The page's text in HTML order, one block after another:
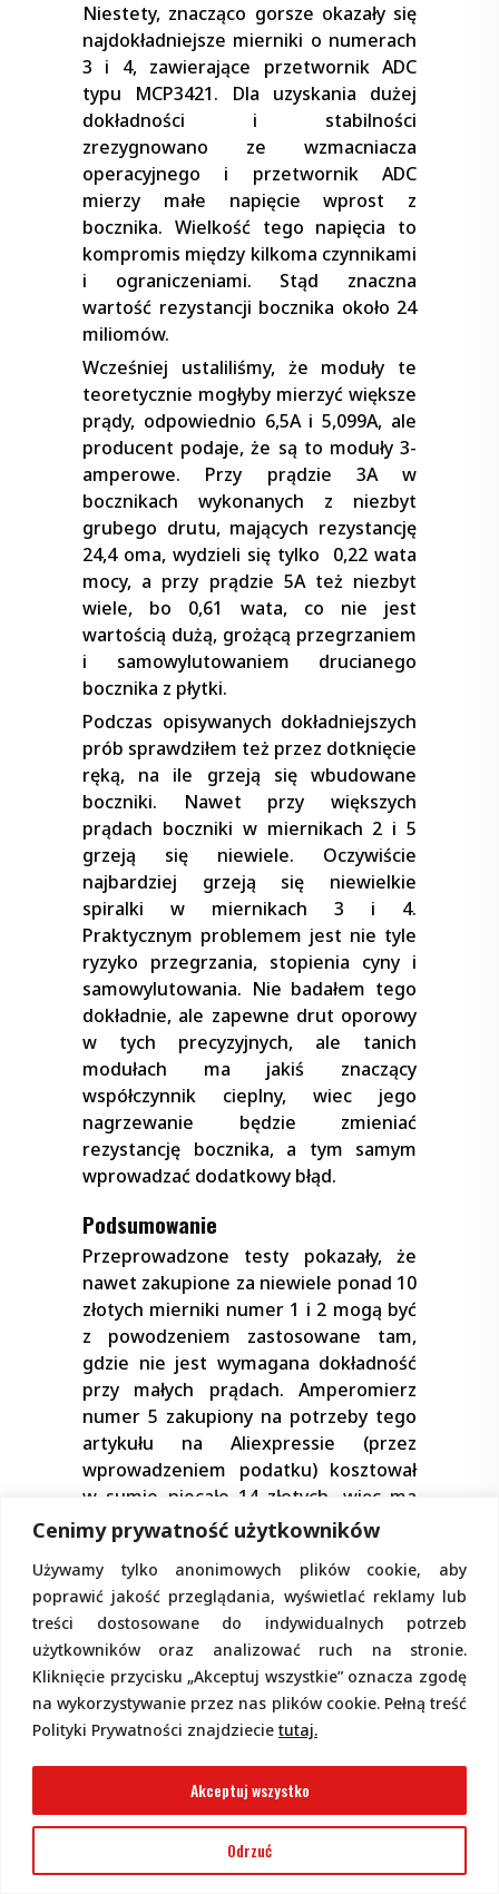
Cenimy prywatność użytkowników
Używamy tylko anonimowych plików cookie, aby
poprawić jakość przeglądania, wyświetlać reklamy lub
treści dostosowane do indywidualnych potrzeb
użytkowników oraz analizować ruch na stronie.
Kliknięcie przycisku „Akceptuj wszystkie” oznacza zgodę
na wykorzystywanie przez nas plików cookie. Pełną treść
Polityki Prywatności znajdziecie tutaj.
Odrzuć
Akceptuj wszystko
Niestety, znacząco gorsze okazały się
najdokładniejsze mierniki o numerach
3 i 4, zawierające przetwornik ADC
typu MCP3421. Dla uzyskania dużej
dokładności i stabilności
zrezygnowano ze wzmacniacza
operacyjnego i przetwornik ADC
mierzy małe napięcie wprost z
bocznika. Wielkość tego napięcia to
kompromis między kilkoma czynnikami
i ograniczeniami. Stąd znaczna
wartość rezystancji bocznika około 24
miliomów.
Wcześniej ustaliliśmy, że moduły te
teoretycznie mogłyby mierzyć większe
prądy, odpowiednio 6,5A i 5,099A, ale
producent podaje, że są to moduły 3-
amperowe. Przy prądzie 3A w
bocznikach wykonanych z niezbyt
grubego drutu, mających rezystancję
24,4 oma, wydzieli się tylko 0,22 wata
mocy, a przy prądzie 5A też niezbyt
wiele, bo 0,61 wata, co nie jest
wartością dużą, grożącą przegrzaniem
i samowylutowaniem drucianego
bocznika z płytki.
Podczas opisywanych dokładniejszych
prób sprawdziłem też przez dotknięcie
ręką, na ile grzeją się wbudowane
boczniki. Nawet przy większych
prądach boczniki w miernikach 2 i 5
grzeją się niewiele. Oczywiście
najbardziej grzeją się niewielkie
spiralki w miernikach 3 i 4.
Praktycznym problemem jest nie tyle
ryzyko przegrzania, stopienia cyny i
samowylutowania. Nie badałem tego
dokładnie, ale zapewne drut oporowy
w tych precyzyjnych, ale tanich
modułach ma jakiś znaczący
współczynnik cieplny, wiec jego
nagrzewanie będzie zmieniać
rezystancję bocznika, a tym samym
wprowadzać dodatkowy błąd.
Podsumowanie
Przeprowadzone testy pokazały, że
nawet zakupione za niewiele ponad 10
złotych mierniki numer 1 i 2 mogą być
z powodzeniem zastosowane tam,
gdzie nie jest wymagana dokładność
przy małych prądach. Amperomierz
numer 5 zakupiony na potrzeby tego
artykułu na Aliexpressie (przez
wprowadzeniem podatku) kosztował
w sumie niecałe 14 złotych, więc ma
znakomity stosunek możliwości do
ceny. Mierniki 3 i 4 kosztowały wraz z
wysyłką po około 28zł, więc ich
stosunek jakości do ceny też można
uznać za znakomity (pod koniec roku
2022 cena wzrosła do 40…50zł).
Takie bardziej precyzyjne mierniki
znajdą bezpośrednie zastosowanie w
wielu urządzeniach. Jednak
przedstawione informacje pokazują,
że ich parametry są wynikiem
pewnych kompromisów. Istnieje
możliwość, że poprzez pewne
przeróbki można uzyskać jeszcze